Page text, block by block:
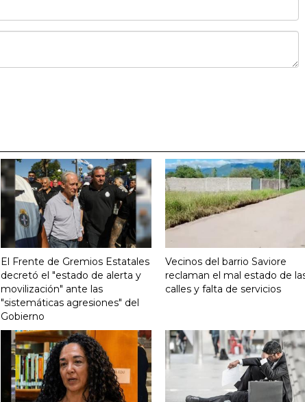
El Frente de Gremios Estatales
decretó el "estado de alerta y
movilización" ante las
"sistemáticas agresiones" del
Gobierno
Vecinos del barrio Saviore
reclaman el mal estado de
calles y falta de servicios